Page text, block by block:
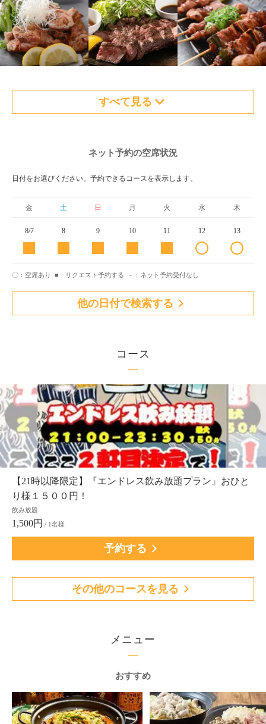
すべて見る
ネット予約の空席状況
日付をお選びください。予約できるコースを表示します。
金 土 日 月 火 水 木
8/7 8 9 10 11 12 13
〇：空席あり ■：リクエスト予約する －：ネット予約受付なし
他の日付で検索する
コース
【21時以降限定】『エンドレス飲み放題プラン』おひと
り様１５００円！
飲み放題
1,500円 / 1名様
予約する
その他のコースを見る
メニュー
おすすめ